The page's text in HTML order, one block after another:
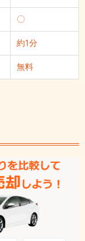
〇
約1分
無料